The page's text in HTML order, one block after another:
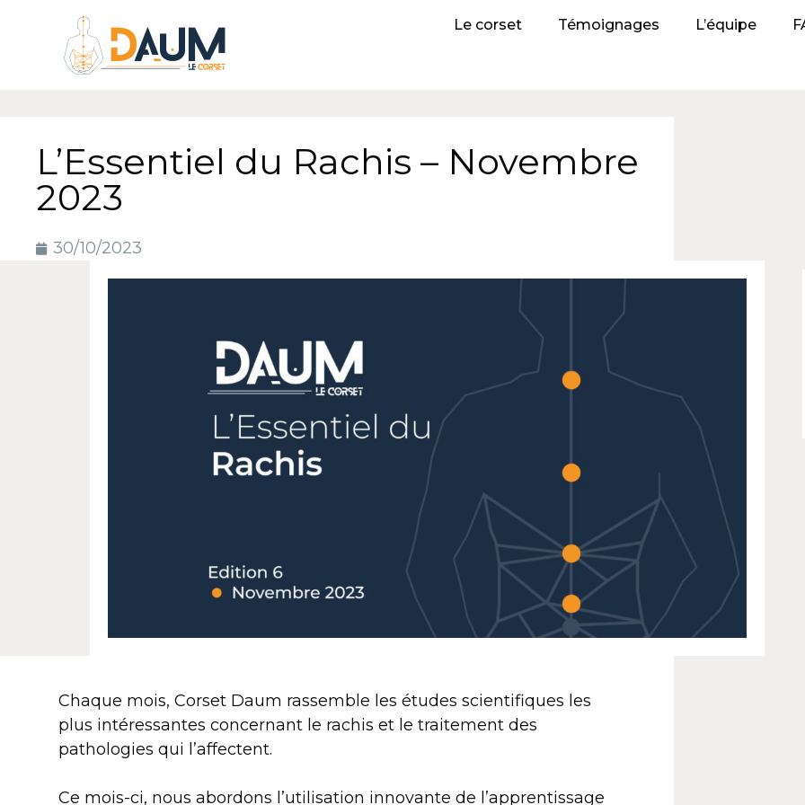
Le corset Témoignages L’équipe
L’Essentiel du Rachis – Novembre
2023
30/10/2023
Chaque mois, Corset Daum rassemble les études scientifiques les
plus intéressantes concernant le rachis et le traitement des
pathologies qui l’affectent.
Ce mois-ci, nous abordons l’utilisation innovante de l’apprentissage